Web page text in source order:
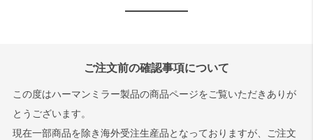
ご注文前の確認事項について
この度はハーマンミラー製品の商品ページをご覧いただきありが
とうございます。
現在一部商品を除き海外受注生産品となっておりますが、ご注文